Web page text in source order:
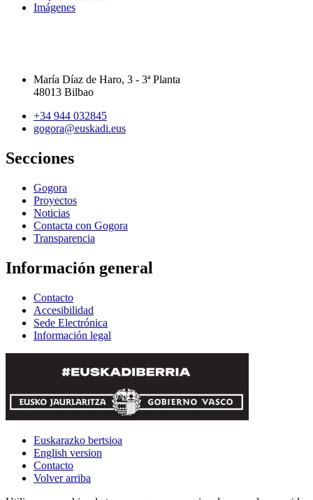
Imágenes
María Díaz de Haro, 3 - 3ª Planta
48013 Bilbao
+34 944 032845
gogora@euskadi.eus
Secciones
Gogora
Proyectos
Noticias
Contacta con Gogora
Transparencia
Información general
Contacto
Accesibilidad
Sede Electrónica
Información legal
Euskarazko bertsioa
English version
Contacto
Volver arriba